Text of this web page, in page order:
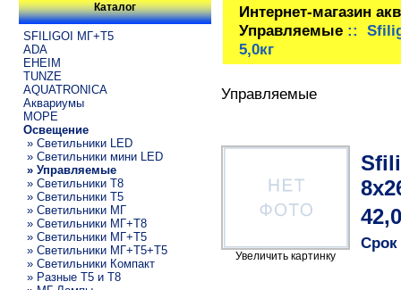
Каталог
SFILIGOI МГ+Т5
ADA
EHEIM
TUNZE
AQUATRONICA
Аквариумы
МОРЕ
Освещение
» Светильники LED
» Светильники мини LED
» Управляемые
» Светильники T8
» Светильники T5
» Светильники МГ
» Светильники МГ+T8
» Светильники МГ+T5
» Светильники МГ+T5+T5
» Светильники Компакт
» Разные T5 и T8
Интернет-магазин
Управляемые::
5,0кг
Управляемые
Увеличить картинку
Срок